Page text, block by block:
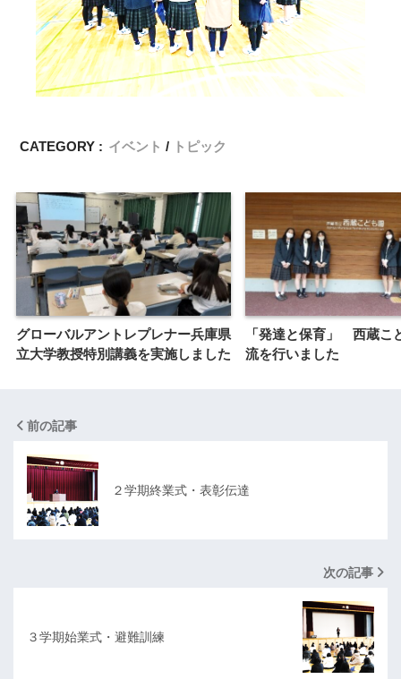
CATEGORY : イベント トピック
グローバルアントレプレナー兵庫県
立大学教授特別講義を実施しました
「発達と保育」 西蔵こ
流を行いました
前の記事
２学期終業式・表彰伝達
次の記事
３学期始業式・避難訓練